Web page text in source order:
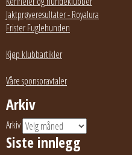
Jaktprøveresultater - Royalura
Frister Fuglehunden
Kjøp klubbartikler
Våre sponsoravtaler
Arkiv
Arkiv
Siste innlegg